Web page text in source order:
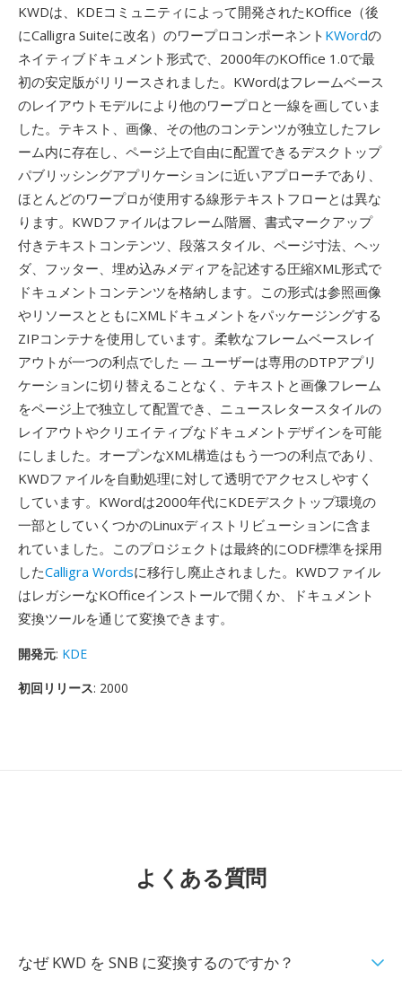
KWDは、KDEコミュニティによって開発されたKOffice（後
にCalligra Suiteに改名）のワープロコンポーネント KWordの
ネイティブドキュメント形式で、2000年のKOffice 1.0で最
初の安定版がリリースされました。KWordはフレームベース
のレイアウトモデルにより他のワープロと一線を画していま
した。テキスト、画像、その他のコンテンツが独立したフレ
ーム内に存在し、ページ上で自由に配置できるデスクトップ
パブリッシングアプリケーションに近いアプローチであり、
ほとんどのワープロが使用する線形テキストフローとは異な
ります。KWDファイルはフレーム階層、書式マークアップ
付きテキストコンテンツ、段落スタイル、ページ寸法、ヘッ
ダ、フッター、埋め込みメディアを記述する圧縮XML形式で
ドキュメントコンテンツを格納します。この形式は参照画像
やリソースとともにXMLドキュメントをパッケージングする
ZIPコンテナを使用しています。柔軟なフレームベースレイ
アウトが一つの利点でした — ユーザーは専用のDTPアプリ
ケーションに切り替えることなく、テキストと画像フレーム
をページ上で独立して配置でき、ニュースレタースタイルの
レイアウトやクリエイティブなドキュメントデザインを可能
にしました。オープンなXML構造はもう一つの利点であり、
KWDファイルを自動処理に対して透明でアクセスしやすく
しています。KWordは2000年代にKDEデスクトップ環境の
一部としていくつかのLinuxディストリビューションに含ま
れていました。このプロジェクトは最終的にODF標準を採用
したCalligra Wordsに移行し廃止されました。KWDファイル
はレガシーなKOfficeインストールで開くか、ドキュメント
変換ツールを通じて変換できます。
開発元: KDE
初回リリース: 2000
よくある質問
なぜ KWD を SNB に変換するのですか？